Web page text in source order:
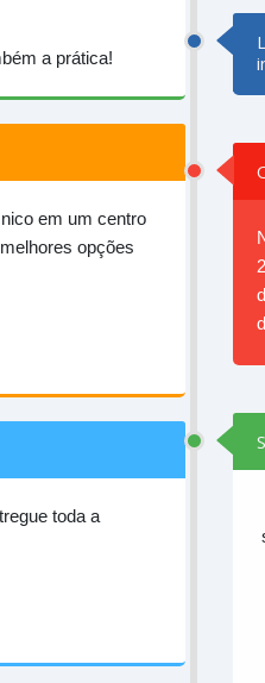
a prática!
em um centro
opções
toda a